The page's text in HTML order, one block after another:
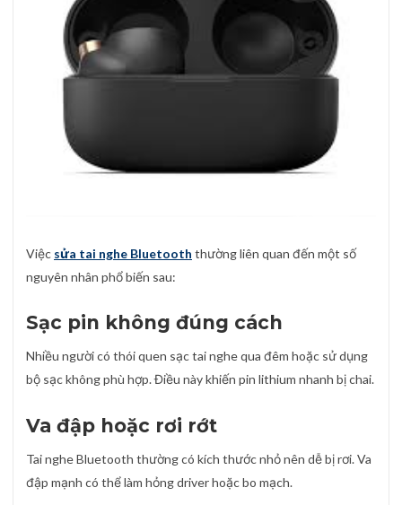
Việc sửa tai nghe Bluetooth thường liên quan đến một số
nguyên nhân phổ biến sau:
Sạc pin không đúng cách
Nhiều người có thói quen sạc tai nghe qua đêm hoặc sử dụng
bộ sạc không phù hợp. Điều này khiến pin lithium nhanh bị chai.
Va đập hoặc rơi rớt
Tai nghe Bluetooth thường có kích thước nhỏ nên dễ bị rơi. Va
đập mạnh có thể làm hỏng driver hoặc bo mạch.